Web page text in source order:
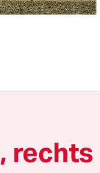
Die
Deutschland
Brandenburg.
rechts